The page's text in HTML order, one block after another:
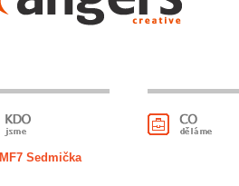
MF7 Sedmička